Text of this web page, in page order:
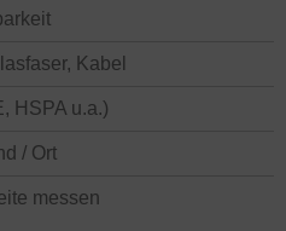
Kabel
HSPA u.a.)
/ Ort
messen